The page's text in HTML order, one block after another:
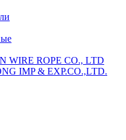
WIRE ROPE CO., LTD
IMP & EXP.CO.,LTD.